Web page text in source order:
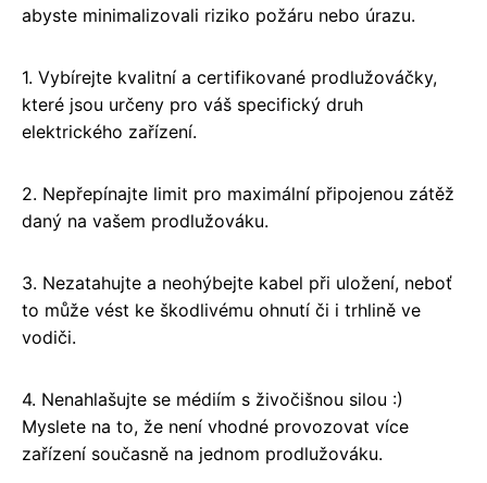
abyste minimalizovali riziko požáru nebo úrazu.
1. Vybírejte kvalitní a certifikované prodlužováčky,
které jsou určeny pro váš specifický druh
elektrického zařízení.
2. Nepřepínajte limit pro maximální připojenou zátěž
daný na vašem prodlužováku.
3. Nezatahujte a neohýbejte kabel při uložení, neboť
to může vést ke škodlivému ohnutí či i trhlině ve
vodiči.
4. Nenahlašujte se médiím s živočišnou silou :)
Myslete na to, že není vhodné provozovat více
zařízení současně na jednom prodlužováku.